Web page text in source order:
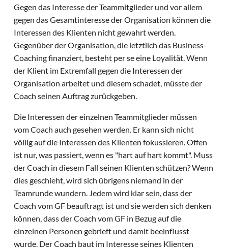
Gegen das Interesse der Teammitglieder und vor allem
gegen das Gesamtinteresse der Organisation können die
Interessen des Klienten nicht gewahrt werden.
Gegenüber der Organisation, die letztlich das Business-
Coaching finanziert, besteht per se eine Loyalität. Wenn
der Klient im Extremfall gegen die Interessen der
Organisation arbeitet und diesem schadet, müsste der
Coach seinen Auftrag zurückgeben.
Die Interessen der einzelnen Teammitglieder müssen
vom Coach auch gesehen werden. Er kann sich nicht
völlig auf die Interessen des Klienten fokussieren. Offen
ist nur, was passiert, wenn es "hart auf hart kommt". Muss
der Coach in diesem Fall seinen Klienten schützen? Wenn
dies geschieht, wird sich übrigens niemand in der
Teamrunde wundern. Jedem wird klar sein, dass der
Coach vom GF beauftragt ist und sie werden sich denken
können, dass der Coach vom GF in Bezug auf die
einzelnen Personen gebrieft und damit beeinflusst
wurde. Der Coach baut im Interesse seines Klienten